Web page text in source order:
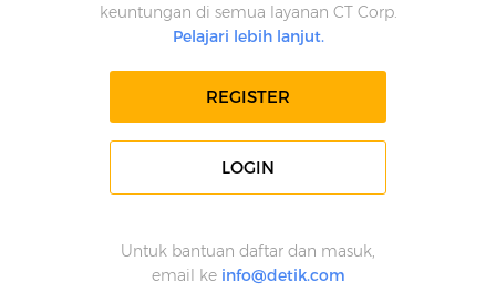
keuntungan di semua layanan CT Corp.
Pelajari lebih lanjut.
REGISTER
LOGIN
Untuk bantuan daftar dan masuk,
email ke info@detik.com